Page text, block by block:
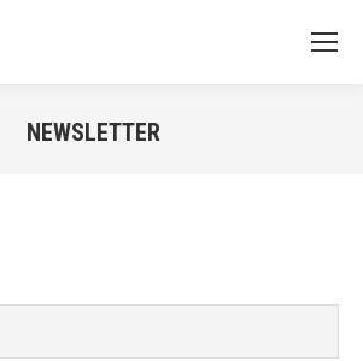
NEWSLETTER